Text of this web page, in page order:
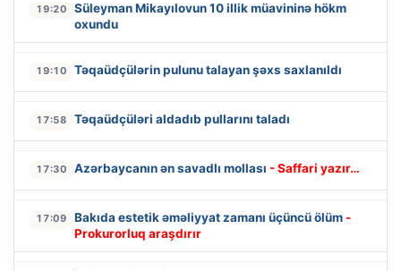
19:20
Süleyman Mikayılovun 10 illik müavininə hökm
oxundu
19:10 Təqaüdçülərin pulunu talayan şəxs saxlanıldı
17:58 Təqaüdçüləri aldadıb pullarını taladı
17:30 Azərbaycanın ən savadlı mollası - Saffari yazır…
17:09 Bakıda estetik əməliyyat zamanı üçüncü ölüm -
Prokurorluq araşdırır